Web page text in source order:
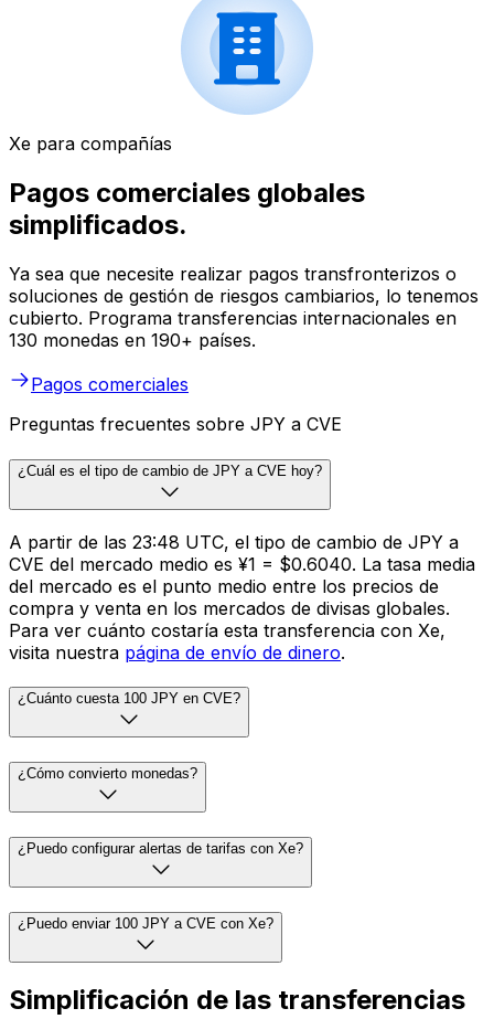
Xe para compañías
Pagos comerciales globales
simplificados.
Ya sea que necesite realizar pagos transfronterizos o
soluciones de gestión de riesgos cambiarios, lo tenemos
cubierto. Programa transferencias internacionales en
130 monedas en 190+ países.
Pagos comerciales
Preguntas frecuentes sobre JPY a CVE
¿Cuál es el tipo de cambio de JPY a CVE hoy?
A partir de las 23:48 UTC, el tipo de cambio de JPY a
CVE del mercado medio es ¥1 = $0.6040. La tasa media
del mercado es el punto medio entre los precios de
compra y venta en los mercados de divisas globales.
Para ver cuánto costaría esta transferencia con Xe,
visita nuestra página de envío de dinero.
¿Cuánto cuesta 100 JPY en CVE?
¿Cómo convierto monedas?
¿Puedo configurar alertas de tarifas con Xe?
¿Puedo enviar 100 JPY a CVE con Xe?
Simplificación de las transferencias